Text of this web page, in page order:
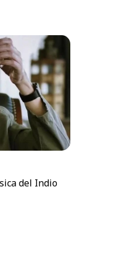
del Indio